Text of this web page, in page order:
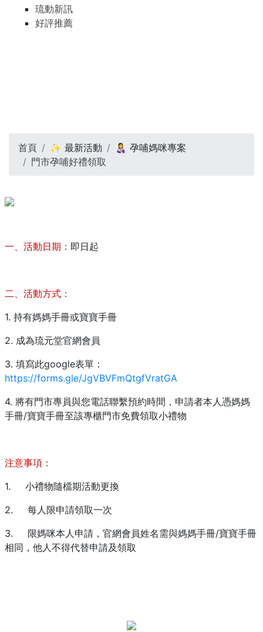
琉動新訊
好評推薦
首頁 ✨ 最新活動
👩‍🍼 孕哺媽咪專案
門市孕哺好禮領取
一、活動日期： 即日起
二、活動方式：
1. 持有媽媽手冊或寶寶手冊
2. 成為琉元堂官網會員
3. 填寫此google表單：
https://forms.gle/JgVBVFmQtgfVratGA
4. 將有門市專員與您電話聯繫預約時間，申請者本人憑媽媽
手冊/寶寶手冊至該專櫃門市免費領取小禮物
注意事項：
1. 小禮物隨檔期活動更換
2. 每人限申請領取一次
3. 限媽咪本人申請，官網會員姓名需與媽媽手冊/寶寶手冊
相同，他人不得代替申請及領取